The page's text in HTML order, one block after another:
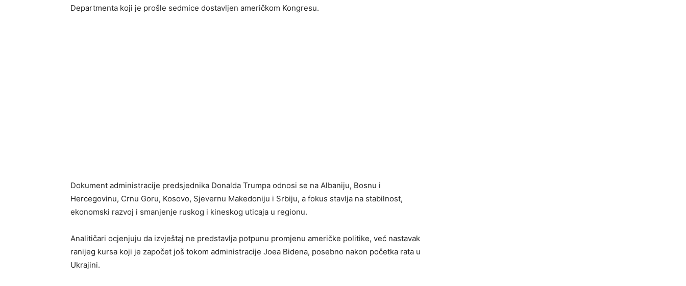
Departmenta koji je prošle sedmice dostavljen američkom Kongresu.
Dokument administracije predsjednika Donalda Trumpa odnosi se na Albaniju, Bosnu i
Hercegovinu, Crnu Goru, Kosovo, Sjevernu Makedoniju i Srbiju, a fokus stavlja na stabilnost,
ekonomski razvoj i smanjenje ruskog i kineskog uticaja u regionu.
Analitičari ocjenjuju da izvještaj ne predstavlja potpunu promjenu američke politike, već nastavak
ranijeg kursa koji je započet još tokom administracije Joea Bidena, posebno nakon početka rata u
Ukrajini.